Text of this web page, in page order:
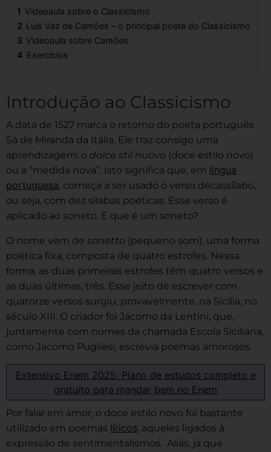
1 Videoaula sobre o Classicismo
2 Luís Vaz de Camões – o principal poeta do Classicismo
3 Videoaula sobre Camões
4 Exercícios
Introdução ao Classicismo
A data de 1527 marca o retorno do poeta português
Sá de Miranda da Itália. Ele traz consigo uma
aprendizagem: o dolce stil nuovo (doce estilo novo)
ou a “medida nova”. Isto significa que, em língua
portuguesa, começa a ser usado o verso decassílabo,
ou seja, com dez sílabas poéticas. Esse verso é
aplicado ao soneto. E que é um soneto?
O nome vem de sonetto (pequeno som), uma forma
poética fixa, composta de quatro estrofes. Nessa
forma, as duas primeiras estrofes têm quatro versos e
as duas últimas, três. Esse jeito de escrever com
quatorze versos surgiu, provavelmente, na Sicília, no
século XIII. O criador foi Jácomo da Lentini, que,
juntamente com nomes da chamada Escola Siciliana,
como Jacomo Pugliesi, escrevia poemas amorosos.
Extensivo Enem 2025: Plano de estudos completo e
gratuito para mandar bem no Enem
Por falar em amor, o doce estilo novo foi bastante
utilizado em poemas líricos, aqueles ligados à
expressão de sentimentalismos. Aliás, já que